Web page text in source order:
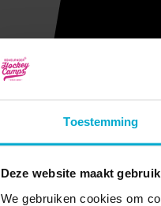
Toestemming
Deze website maakt
We gebruiken cookies om